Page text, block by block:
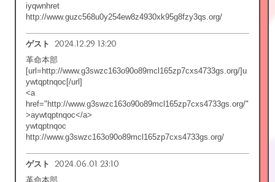
iyqwnhret
http://www.guzc568u0y254ew8z4930xk95g8fzy3qs.org/
ゲスト 2024.12.29 13:20
革命本部
[url=http://www.g3swzc163o90o89mcl165zp7cxs4733gs.org/]u
ywtqptnqoc[/url]
<a
href="http://www.g3swzc163o90o89mcl165zp7cxs4733gs.org/"
>aywtqptnqoc</a>
ywtqptnqoc
http://www.g3swzc163o90o89mcl165zp7cxs4733gs.org/
ゲスト 2024.06.01 23:10
革命本部